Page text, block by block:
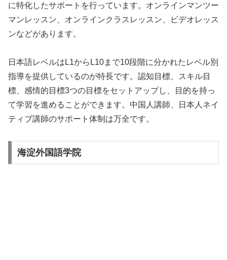
に特化したサポートを行っています。オンラインマンツー
マンレッスン、オンラインクラスレッスン、ビデオレッス
ンなどがあります。
日本語レベルはL1からL10まで10段階に分かれたレベル別
指導を提供しているのが特長です。認知目標、スキル目
標、感情的目標3つの目標をセットアップし、目的を持っ
て学習を進めることができます。中国人講師、日本人ネイ
ティブ講師のサポート体制は万全です。
海淀外国語学院